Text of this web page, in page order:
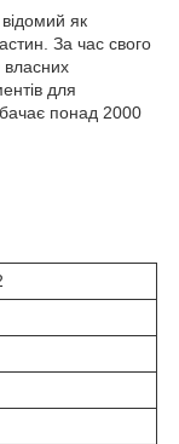
як
За час свого
власних
для
понад 2000